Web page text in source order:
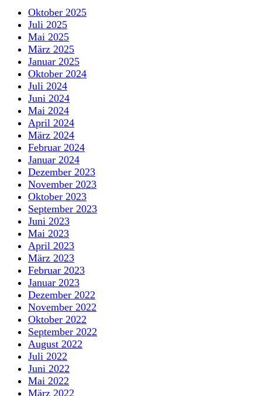
Oktober 2025
Juli 2025
Mai 2025
März 2025
Januar 2025
Oktober 2024
Juli 2024
Juni 2024
Mai 2024
April 2024
März 2024
Februar 2024
Januar 2024
Dezember 2023
November 2023
Oktober 2023
September 2023
Juni 2023
Mai 2023
April 2023
März 2023
Februar 2023
Januar 2023
Dezember 2022
November 2022
Oktober 2022
September 2022
August 2022
Juli 2022
Juni 2022
Mai 2022
März 2022